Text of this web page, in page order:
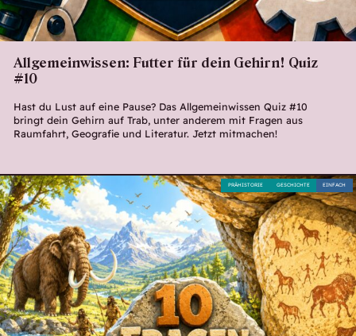
Allgemeinwissen: Futter für dein Gehirn! Quiz
#10
Hast du Lust auf eine Pause? Das Allgemeinwissen Quiz #10
bringt dein Gehirn auf Trab, unter anderem mit Fragen aus
Raumfahrt, Geografie und Literatur. Jetzt mitmachen!
EINFACH
GESCHICHTE
PRÄHISTORIE